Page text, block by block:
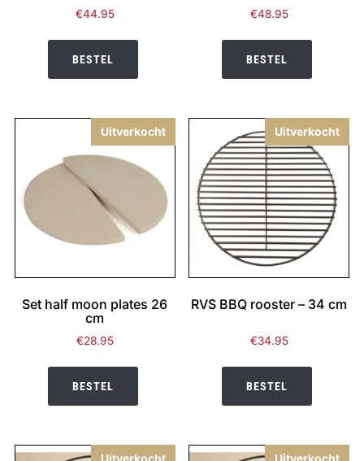
€44.95
BESTEL
€48.95
BESTEL
Uitverkocht
Set half moon plates 26
cm
€28.95
BESTEL
Uitverkocht
RVS BBQ rooster – 34 cm
€34.95
BESTEL